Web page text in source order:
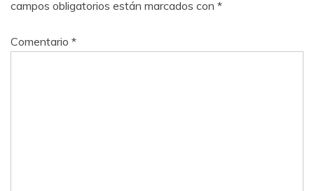
campos obligatorios están marcados con *
Comentario *